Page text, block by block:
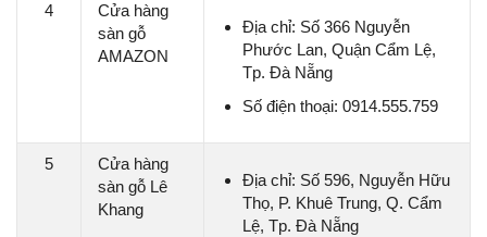
4
Cửa hàng
sàn gỗ
AMAZON
Địa chỉ: Số 366 Nguyễn
Phước Lan, Quận Cẩm Lệ,
Tp. Đà Nẵng
Số điện thoại: 0914.555.759
5
Cửa hàng
sàn gỗ Lê
Khang
Địa chỉ: Số 596, Nguyễn Hữu
Thọ, P. Khuê Trung, Q. Cẩm
Lệ, Tp. Đà Nẵng